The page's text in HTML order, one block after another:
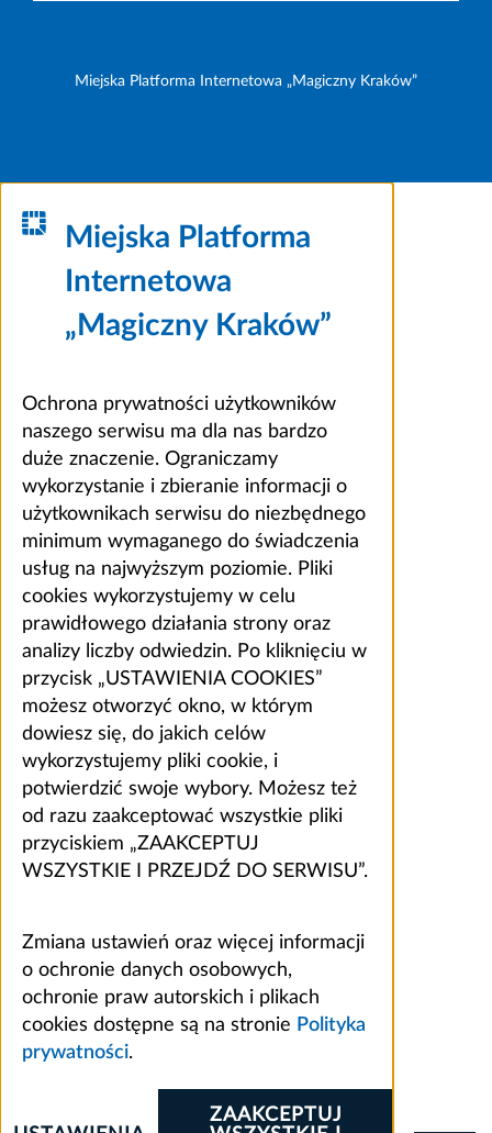
Miejska Platforma Internetowa „Magiczny Kraków”
Miejska Platforma
Internetowa
„Magiczny Kraków”
Ochrona prywatności użytkowników
naszego serwisu ma dla nas bardzo
duże znaczenie. Ograniczamy
wykorzystanie i zbieranie informacji o
użytkownikach serwisu do niezbędnego
minimum wymaganego do świadczenia
usług na najwyższym poziomie. Pliki
cookies wykorzystujemy w celu
prawidłowego działania strony oraz
analizy liczby odwiedzin. Po kliknięciu w
przycisk „USTAWIENIA COOKIES”
możesz otworzyć okno, w którym
dowiesz się, do jakich celów
wykorzystujemy pliki cookie, i
potwierdzić swoje wybory. Możesz też
od razu zaakceptować wszystkie pliki
przyciskiem „ZAAKCEPTUJ
WSZYSTKIE I PRZEJDŹ DO SERWISU”.
Zmiana ustawień oraz więcej informacji
o ochronie danych osobowych,
ochronie praw autorskich i plikach
cookies dostępne są na stronie Polityka
prywatności.
ZAAKCEPTUJ